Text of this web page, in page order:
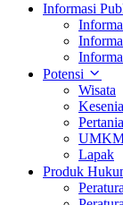
Informasi
Potensi
Wisata
Lapak
Produk